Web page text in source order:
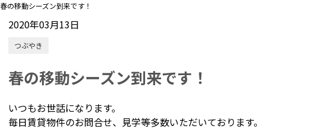
春の移動シーズン到来です！
2020年03月13日
つぶやき
春の移動シーズン到来です！
いつもお世話になります。
毎日賃貸物件のお問合せ、見学等多数いただいております。